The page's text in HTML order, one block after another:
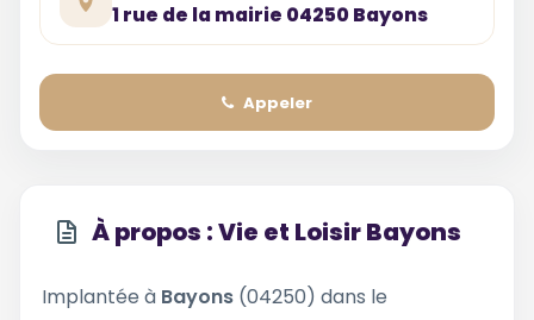
1 rue de la mairie 04250 Bayons
Appeler
À propos : Vie et Loisir Bayons
Implantée à Bayons (04250) dans le